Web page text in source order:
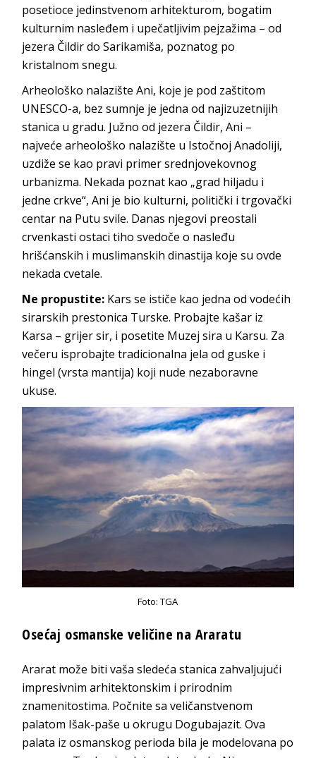
posetioce jedinstvenom arhitekturom, bogatim
kulturnim nasleđem i upečatljivim pejzažima – od
jezera Čildir do Sarikamiša, poznatog po
kristalnom snegu.
Arheološko nalazište Ani, koje je pod zaštitom
UNESCO-a, bez sumnje je jedna od najizuzetnijih
stanica u gradu. Južno od jezera Čildir, Ani –
najveće arheološko nalazište u Istočnoj Anadoliji,
uzdiže se kao pravi primer srednjovekovnog
urbanizma. Nekada poznat kao „grad hiljadu i
jedne crkve“, Ani je bio kulturni, politički i trgovački
centar na Putu svile. Danas njegovi preostali
crvenkasti ostaci tiho svedoče o nasleđu
hrišćanskih i muslimanskih dinastija koje su ovde
nekada cvetale.
Ne propustite: Kars se ističe kao jedna od vodećih
sirarskih prestonica Turske. Probajte kašar iz
Karsa – grijer sir, i posetite Muzej sira u Karsu. Za
večeru isprobajte tradicionalna jela od guske i
hingel (vrsta mantija) koji nude nezaboravne
ukuse.
Foto: TGA
Osećaj osmanske veličine na Araratu
Ararat može biti vaša sledeća stanica zahvaljujući
impresivnim arhitektonskim i prirodnim
znamenitostima. Počnite sa veličanstvenom
palatom Išak-paše u okrugu Dogubajazit. Ova
palata iz osmanskog perioda bila je modelovana po